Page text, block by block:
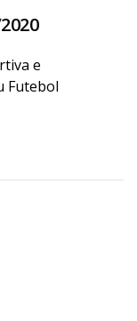
e
Futebol